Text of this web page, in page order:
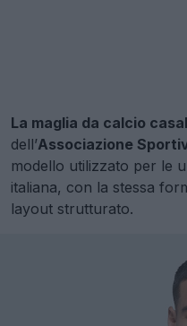
La maglia da calcio
dell’Associazione
modello utilizzato per le
italiana, con la stessa
layout strutturato.